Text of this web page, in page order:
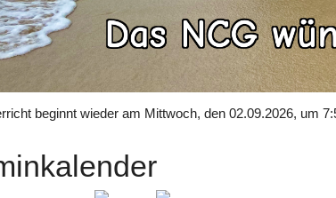
beginnt wieder am Mittwoch, den 02.09.2026, um